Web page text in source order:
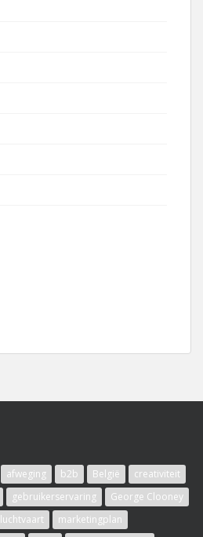
afweging b2b België
creativiteit
gebruikerservaring
George Clooney
luchtvaart
marketingplan